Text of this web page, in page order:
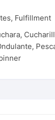
, Fulfillment
,
,